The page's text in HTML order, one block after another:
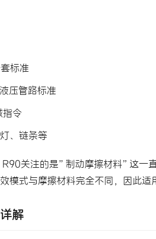
标准
压管路标准
令
、链条等
关注的是”制动摩擦材料”这一
模式与摩擦材料完全不同，因此适
解